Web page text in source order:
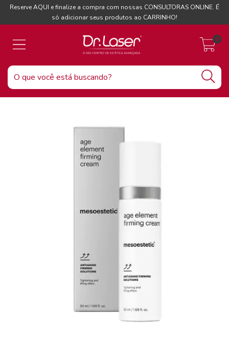
Reserve AQUI e finalize a compra com nossas CONSULTORAS ONLINE. É
só adicionar seus produtos ao CARRINHO!
0